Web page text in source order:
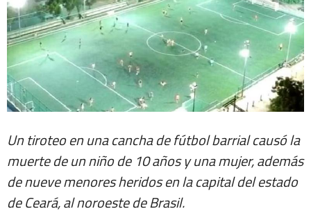
Un tiroteo en una cancha de fútbol barrial causó la
muerte de un niño de 10 años y una mujer, además
de nueve menores heridos en la capital del estado
de Ceará, al noroeste de Brasil.